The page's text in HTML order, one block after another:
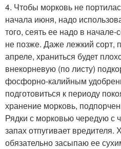
4. Чтобы морковь не
начала июня, надо
того, сеять ее надо в
не позже. Даже лежкий сорт,
апреле, храниться будет
внекорневую (по листу)
фосфорно-калийным
подготовиться к периоду
хранение морковь,
Рядки с морковью чередую с
запах отпугивает
обязательно засыпаю ее